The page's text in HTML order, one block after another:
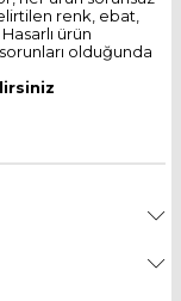
renk, ebat,
ürün
olduğunda